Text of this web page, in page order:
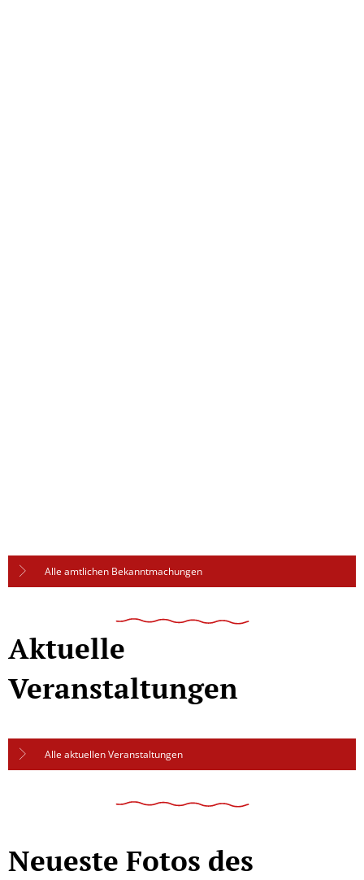
Alle amtlichen Bekanntmachungen
Aktuelle
Veranstaltungen
Alle aktuellen Veranstaltungen
Neueste Fotos des